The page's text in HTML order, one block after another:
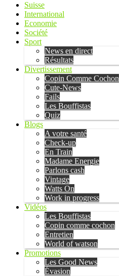
Suisse
International
Economie
Société
Sport
News en direct
Résultats
Divertissement
Copin Comme Cochon
Cute-News
Fails
Les Bouffistas
Quiz
Blogs
A votre santé
Check-up
En Train
Madame Energie
Parlons cash
Vintage
Watts On
Work in progress
Vidéos
Les Bouffistas
Copin comme cochon
Entretien
World of watson
Promotions
Les Good News
Évasion